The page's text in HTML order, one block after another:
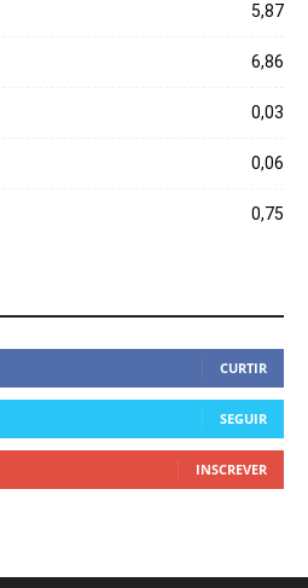
5,87
6,86
0,03
0,06
0,75
CURTIR
SEGUIR
INSCREVER